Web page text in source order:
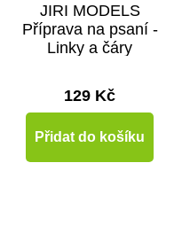
JIRI MODELS
Příprava na psaní -
Linky a čáry
129 Kč
Přidat do košíku